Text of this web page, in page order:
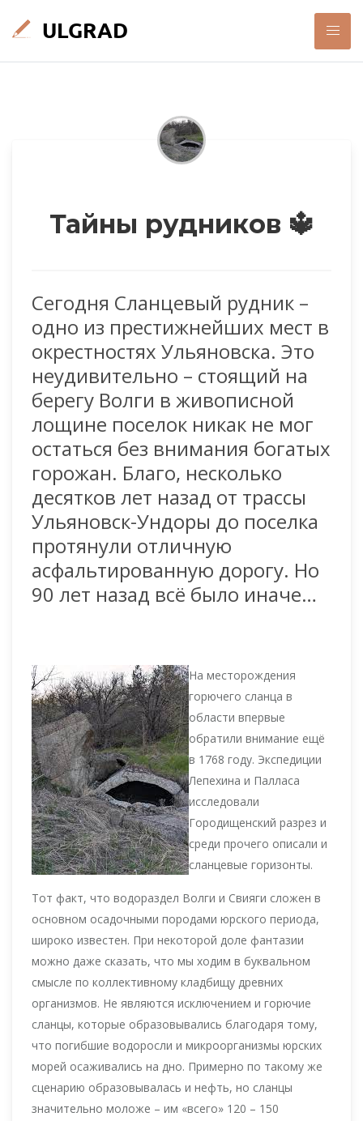
Тайны рудников 🔱
Сегодня Сланцевый рудник –
одно из престижнейших мест в
окрестностях Ульяновска. Это
неудивительно – стоящий на
берегу Волги в живописной
лощине поселок никак не мог
остаться без внимания богатых
горожан. Благо, несколько
десятков лет назад от трассы
Ульяновск-Ундоры до поселка
протянули отличную
асфальтированную дорогу. Но
90 лет назад всё было иначе…
На месторождения
горючего сланца в
области впервые
обратили внимание ещё
в 1768 году. Экспедиции
Лепехина и Палласа
исследовали
Городищенский разрез и
среди прочего описали и
сланцевые горизонты.
Тот факт, что водораздел Волги и Свияги сложен в
основном осадочными породами юрского периода,
широко известен. При некоторой доле фантазии
можно даже сказать, что мы ходим в буквальном
смысле по коллективному кладбищу древних
организмов. Не являются исключением и горючие
сланцы, которые образовывались благодаря тому,
что погибшие водоросли и микроорганизмы юрских
морей осаживались на дно. Примерно по такому же
сценарию образовывалась и нефть, но сланцы
значительно моложе – им «всего» 120 – 150